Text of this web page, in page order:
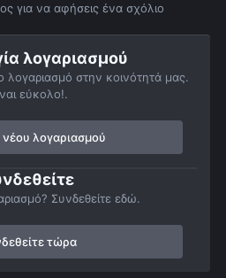
για να αφήσεις ένα σχόλιο
λογαριασμού
λογαριασμό στην κοινότητά μας.
εύκολο!.
λογαριασμού
Συνδεθείτε εδώ.
τώρα